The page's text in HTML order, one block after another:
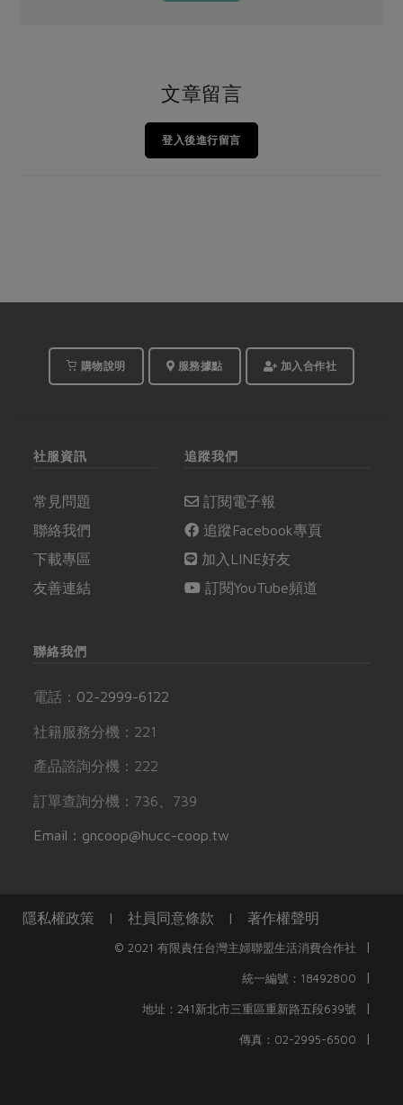
文章留言
登入後進行留言
購物說明 服務據點 加入合作社
社服資訊
常見問題
聯絡我們
下載專區
友善連結
追蹤我們
訂閱電子報
追蹤Facebook專頁
加入LINE好友
訂閱YouTube頻道
聯絡我們
電話： 02-2999-6122
社籍服務分機：221
產品諮詢分機：222
訂單查詢分機：736、739
Email：gncoop@hucc-coop.tw
隱私權政策 | 社員同意條款 | 著作權聲明
© 2021 有限責任台灣主婦聯盟生活消費合作社 |
統一編號：18492800 |
地址：241新北市三重區重新路五段639號 |
傳真：02-2995-6500 |